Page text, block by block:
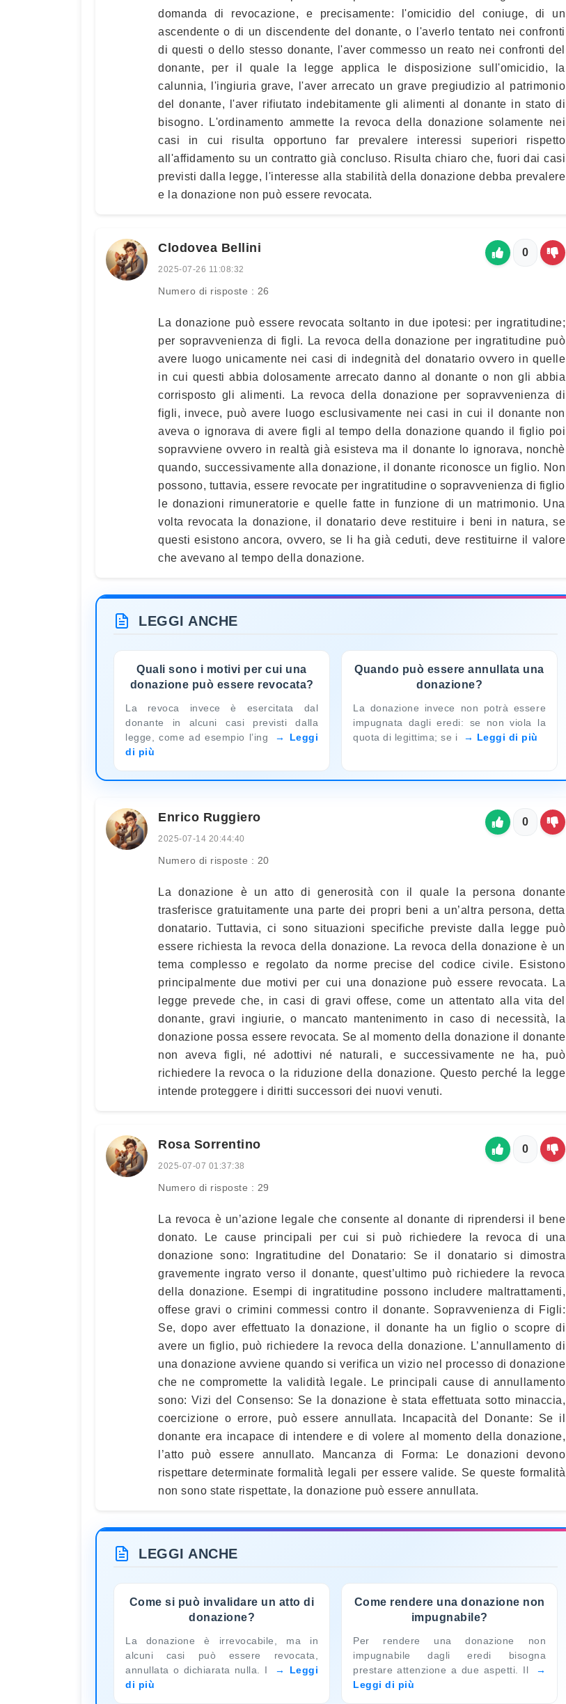
domanda di revocazione, e precisamente: l'omicidio del coniuge, di un
ascendente o di un discendente del donante, o l'averlo tentato nei confronti
di questi o dello stesso donante, l'aver commesso un reato nei confronti del
donante, per il quale la legge applica le disposizione sull'omicidio, la
calunnia, l'ingiuria grave, l'aver arrecato un grave pregiudizio al patrimonio
del donante, l'aver rifiutato indebitamente gli alimenti al donante in stato di
bisogno. L'ordinamento ammette la revoca della donazione solamente nei
casi in cui risulta opportuno far prevalere interessi superiori rispetto
all'affidamento su un contratto già concluso. Risulta chiaro che, fuori dai casi
previsti dalla legge, l'interesse alla stabilità della donazione debba prevalere
e la donazione non può essere revocata.
Clodovea Bellini
2025-07-26 11:08:32
Numero di risposte : 26
0
La donazione può essere revocata soltanto in due ipotesi: per ingratitudine;
per sopravvenienza di figli. La revoca della donazione per ingratitudine può
avere luogo unicamente nei casi di indegnità del donatario ovvero in quelle
in cui questi abbia dolosamente arrecato danno al donante o non gli abbia
corrisposto gli alimenti. La revoca della donazione per sopravvenienza di
figli, invece, può avere luogo esclusivamente nei casi in cui il donante non
aveva o ignorava di avere figli al tempo della donazione quando il figlio poi
sopravviene ovvero in realtà già esisteva ma il donante lo ignorava, nonchè
quando, successivamente alla donazione, il donante riconosce un figlio. Non
possono, tuttavia, essere revocate per ingratitudine o sopravvenienza di figlio
le donazioni rimuneratorie e quelle fatte in funzione di un matrimonio. Una
volta revocata la donazione, il donatario deve restituire i beni in natura, se
questi esistono ancora, ovvero, se li ha già ceduti, deve restituirne il valore
che avevano al tempo della donazione.
LEGGI ANCHE
Quali sono i motivi per cui una
donazione può essere revocata?
La revoca invece è esercitata dal
donante in alcuni casi previsti dalla
legge, come ad esempio l’ing
Leggi
di più
Quando può essere annullata una
donazione?
La donazione invece non potrà essere
impugnata dagli eredi: se non viola la
quota di legittima; se i
Leggi di più
Enrico Ruggiero
2025-07-14 20:44:40
Numero di risposte : 20
0
La donazione è un atto di generosità con il quale la persona donante
trasferisce gratuitamente una parte dei propri beni a un’altra persona, detta
donatario. Tuttavia, ci sono situazioni specifiche previste dalla legge può
essere richiesta la revoca della donazione. La revoca della donazione è un
tema complesso e regolato da norme precise del codice civile. Esistono
principalmente due motivi per cui una donazione può essere revocata. La
legge prevede che, in casi di gravi offese, come un attentato alla vita del
donante, gravi ingiurie, o mancato mantenimento in caso di necessità, la
donazione possa essere revocata. Se al momento della donazione il donante
non aveva figli, né adottivi né naturali, e successivamente ne ha, può
richiedere la revoca o la riduzione della donazione. Questo perché la legge
intende proteggere i diritti successori dei nuovi venuti.
Rosa Sorrentino
2025-07-07 01:37:38
Numero di risposte : 29
0
La revoca è un’azione legale che consente al donante di riprendersi il bene
donato. Le cause principali per cui si può richiedere la revoca di una
donazione sono: Ingratitudine del Donatario: Se il donatario si dimostra
gravemente ingrato verso il donante, quest’ultimo può richiedere la revoca
della donazione. Esempi di ingratitudine possono includere maltrattamenti,
offese gravi o crimini commessi contro il donante. Sopravvenienza di Figli:
Se, dopo aver effettuato la donazione, il donante ha un figlio o scopre di
avere un figlio, può richiedere la revoca della donazione. L’annullamento di
una donazione avviene quando si verifica un vizio nel processo di donazione
che ne compromette la validità legale. Le principali cause di annullamento
sono: Vizi del Consenso: Se la donazione è stata effettuata sotto minaccia,
coercizione o errore, può essere annullata. Incapacità del Donante: Se il
donante era incapace di intendere e di volere al momento della donazione,
l’atto può essere annullato. Mancanza di Forma: Le donazioni devono
rispettare determinate formalità legali per essere valide. Se queste formalità
non sono state rispettate, la donazione può essere annullata.
LEGGI ANCHE
Come si può invalidare un atto di
donazione?
La donazione è irrevocabile, ma in
alcuni casi può essere revocata,
annullata o dichiarata nulla. I
Leggi
di più
Come rendere una donazione non
impugnabile?
Per rendere una donazione non
impugnabile dagli eredi bisogna
prestare attenzione a due aspetti. Il
Leggi di più